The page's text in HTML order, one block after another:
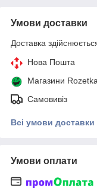
Умови доставки
Доставка
Нова Пошта
Магазини
Самовивіз
Всі умови доставки
Умови оплати